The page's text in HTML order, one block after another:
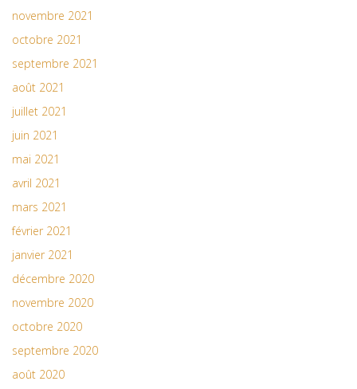
novembre 2021
octobre 2021
septembre 2021
août 2021
juillet 2021
juin 2021
mai 2021
avril 2021
mars 2021
février 2021
janvier 2021
décembre 2020
novembre 2020
octobre 2020
septembre 2020
août 2020